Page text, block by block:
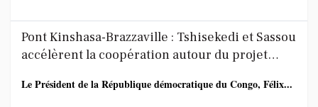
Pont Kinshasa-Brazzaville : Tshisekedi et Sassou
accélèrent la coopération autour du projet
Le Président de la République démocratique du Congo, Félix...